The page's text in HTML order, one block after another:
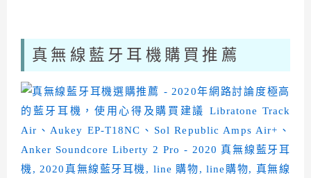
真無線藍牙耳機購買推薦